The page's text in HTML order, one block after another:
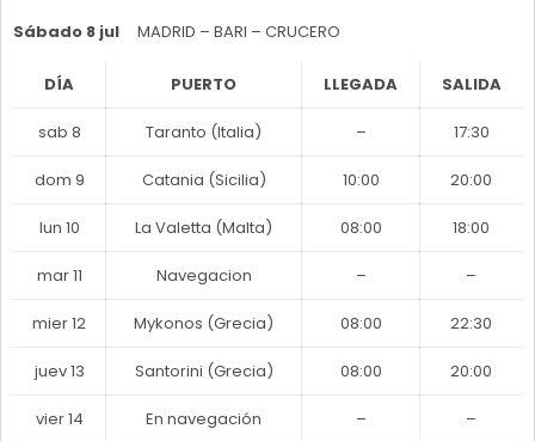
Sábado 8 jul
MADRID – BARI – CRUCERO
DÍA PUERTO LLEGADA SALIDA
sab 8 Taranto (Italia) – 17:30
dom 9 Catania (Sicilia) 10:00 20:00
lun 10 La Valetta (Malta) 08:00 18:00
mar 11 Navegacion – –
mier 12 Mykonos (Grecia) 08:00 22:30
juev 13 Santorini (Grecia) 08:00 20:00
vier 14 En navegación – –